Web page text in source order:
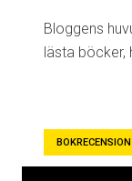
Bloggens
lästa böcker,
BOKRECENSION